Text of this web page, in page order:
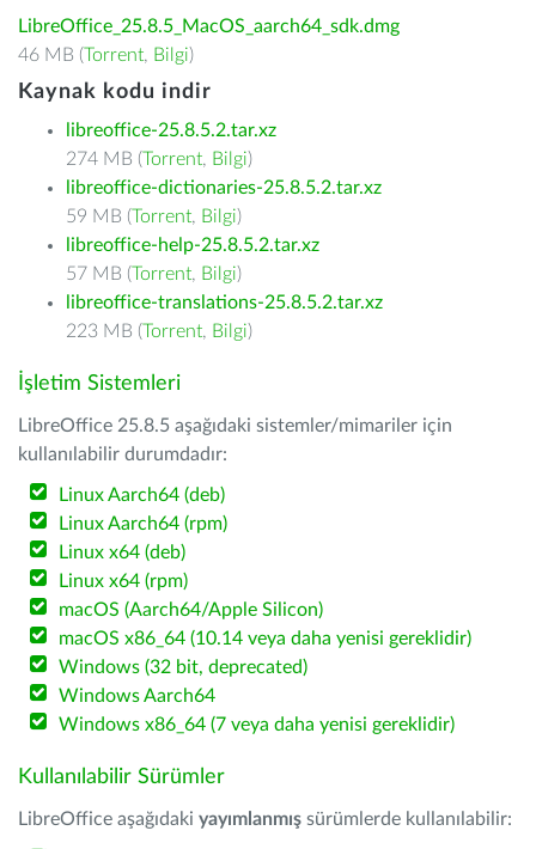
LibreOffice_25.8.5_MacOS_aarch64_sdk.dmg
46 MB (Torrent, Bilgi)
Kaynak kodu indir
libreoffice-25.8.5.2.tar.xz
274 MB (Torrent, Bilgi)
libreoffice-dictionaries-25.8.5.2.tar.xz
59 MB (Torrent, Bilgi)
libreoffice-help-25.8.5.2.tar.xz
57 MB (Torrent, Bilgi)
libreoffice-translations-25.8.5.2.tar.xz
223 MB (Torrent, Bilgi)
İşletim Sistemleri
LibreOffice 25.8.5 aşağıdaki sistemler/mimariler için
kullanılabilir durumdadır:
Linux Aarch64 (deb)
Linux Aarch64 (rpm)
Linux x64 (deb)
Linux x64 (rpm)
macOS (Aarch64/Apple Silicon)
macOS x86_64 (10.14 veya daha yenisi gereklidir)
Windows (32 bit, deprecated)
Windows Aarch64
Windows x86_64 (7 veya daha yenisi gereklidir)
Kullanılabilir Sürümler
LibreOffice aşağıdaki yayımlanmış sürümlerde kullanılabilir: